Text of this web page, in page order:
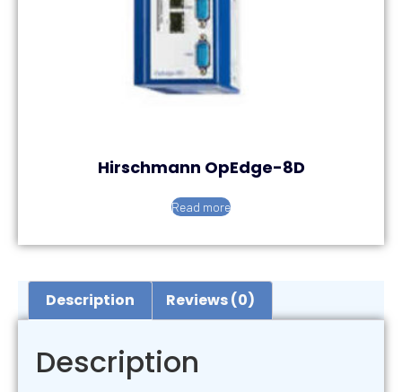
Description Reviews (0)
Description
Hirschmann OpEdge-8D
Read more